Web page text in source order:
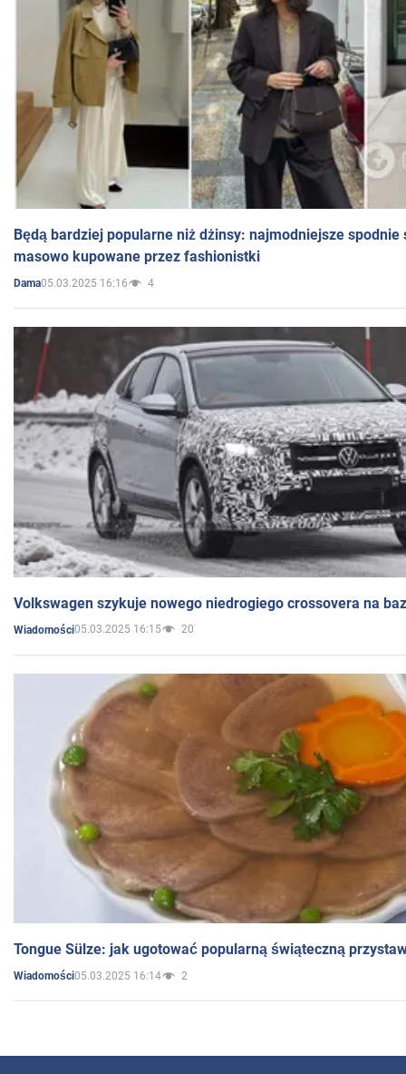
Będą bardziej popularne niż dżinsy: najmodniejsze spodnie
masowo kupowane przez fashionistki
Dama05.03.2025 16:16 4
Volkswagen szykuje nowego niedrogiego crossovera na
Wiadomości05.03.2025 16:15 20
Tongue Sülze: jak ugotować popularną świąteczną
Wiadomości05.03.2025 16:14 2